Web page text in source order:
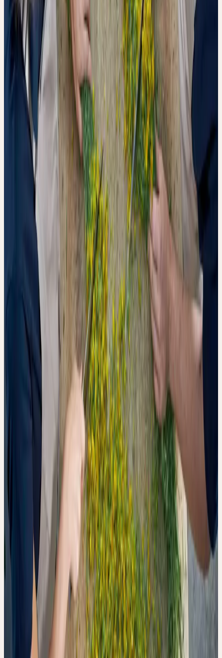
Plastiden in Kontakt mit den phenolischen Verbindungen der
Pflanze. In Gegenwart von Sauerstoff katalysieren sie die
Oxidation der Hydroxylgruppen — jener Strukturen, die
massgeblich für die antioxidative Wirkung phenolischer
Verbindungen verantwortlich sind. Die oxidierten Produkte
reagieren weiter zu braunen Polymeren (Melaninen), die sich nicht
in hydroalkoholischen Lösungsmitteln lösen und daher in der
fertigen Tinktur fehlen.
Das UV-Vis-Spektrum bietet dabei ein überraschend einfaches
diagnostisches Fenster: Die Oxidation zeigt sich als
charakteristische Abflachung der typischen Absorptionskurve —
ein Verhältnis von Maximum zu Minimum, das messbar sinkt und
linear mit dem Rückgang der antioxidativen Aktivität korreliert.
Diese Methode könnte, so schlagen die Autoren vor, als schnelle
Qualitätskontrolle in der Routineanalytik eingesetzt werden.
DER VERGLEICH KOMMERZIELLER CHARGEN
Neben dem kontrollierten Laborversuch wurden kommerziell
erhältliche Urtinkturen von fünf verschiedenen Herstellern
analysiert. Das Bild ist heterogen: Die untersuchten Chargen
unterscheiden sich in ihrer antioxidativen Aktivität erheblich — bei
einigen Fremdchargen lag die Aktivität sogar unterhalb jener des
künstlich oxidierten Laborextrakts.
Die Tinkturen der Ceres Heilmittel AG zeigten über die
analysierten Pflanzenarten hinweg — mit Ausnahme von Ginkgo,
wo alle Hersteller vergleichbare Werte aufwiesen — eine höhere
antioxidative Aktivität sowie eine weniger ausgeprägte
Abflachung der UV-Absorptionskurve.
Die Autoren führen dies auf Besonderheiten im Ceres-
Herstellungsprozess zurück: Die frischen Pflanzen werden in einer
speziell entwickelten, geschlossenen Mühle gemahlen, die den
Luftkontakt minimiert und in der der Alkohol bereits während des
Mahlvorgangs anwesend ist — eine Bedingung, die die
enzymatische Oxidation hemmt. Eine abschliessende
Ursachenzuschreibung ist laut den Autoren jedoch nicht möglich,
da zu viele variable Faktoren zwischen verschiedenen Herstellern
bestehen.
Die Ergebnisse legen nahe, dass nicht nur die
Ausgangsqualität der Pflanze, sondern auch jede einzelne
Sekunde des Verarbeitungsprozesses die Qualität der fertigen
Urtinktur beeinflusst.
EINORDNUNG UND GRENZEN DER STUDIE